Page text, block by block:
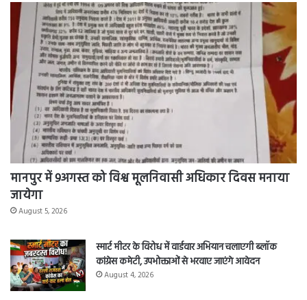
मानपुर में 9अगस्त को विश्व मूलनिवासी अधिकार दिवस मनाया
जायेगा
August 5, 2026
स्मार्ट मीटर के विरोध में वार्डवार अभियान चलाएगी ब्लॉक
कांग्रेस कमेटी, उपभोक्ताओं से भरवाए जाएंगे आवेदन
August 4, 2026